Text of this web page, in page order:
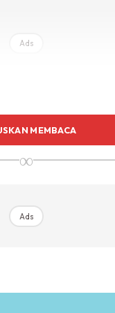
Ads
MEMBACA
∞
Ads